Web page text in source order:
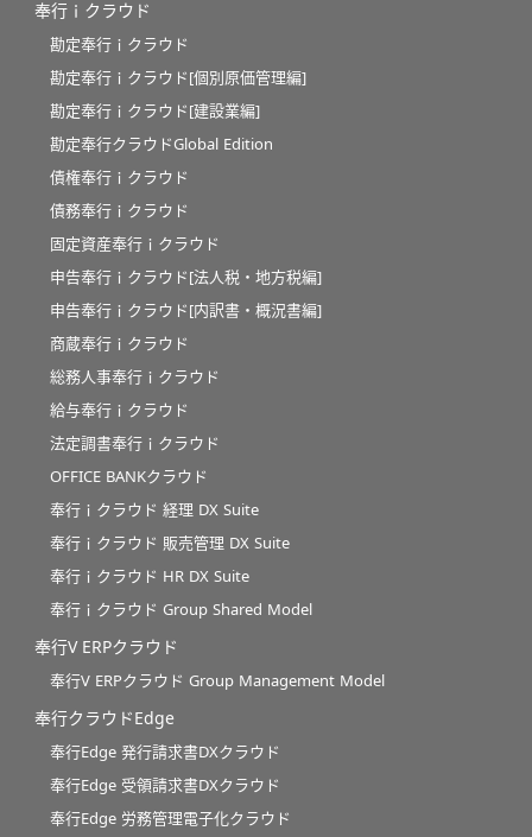
奉行ｉクラウド
勘定奉行ｉクラウド
勘定奉行ｉクラウド[個別原価管理編]
勘定奉行ｉクラウド[建設業編]
勘定奉行クラウドGlobal Edition
債権奉行ｉクラウド
債務奉行ｉクラウド
固定資産奉行ｉクラウド
申告奉行ｉクラウド[法人税・地方税編]
申告奉行ｉクラウド[内訳書・概況書編]
商蔵奉行ｉクラウド
総務人事奉行ｉクラウド
給与奉行ｉクラウド
法定調書奉行ｉクラウド
OFFICE BANKクラウド
奉行ｉクラウド 経理 DX Suite
奉行ｉクラウド 販売管理 DX Suite
奉行ｉクラウド HR DX Suite
奉行ｉクラウド Group Shared Model
奉行V ERPクラウド
奉行V ERPクラウド Group Management Model
奉行クラウドEdge
奉行Edge 発行請求書DXクラウド
奉行Edge 受領請求書DXクラウド
奉行Edge 労務管理電子化クラウド